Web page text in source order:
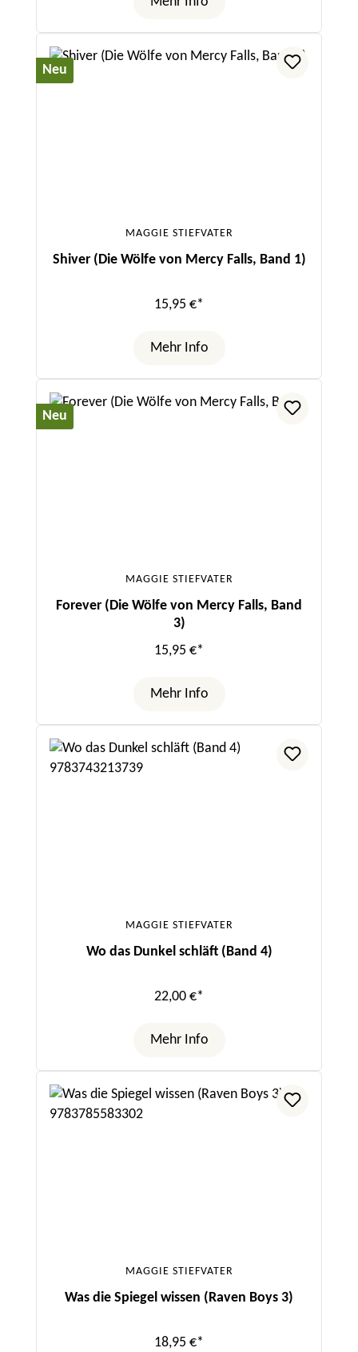
Neu
MAGGIE STIEFVATER
Shiver (Die Wölfe von Mercy Falls, Band 1)
15,95 €*
Mehr Info
Neu
MAGGIE STIEFVATER
Forever (Die Wölfe von Mercy Falls, Band
3)
15,95 €*
Mehr Info
MAGGIE STIEFVATER
Wo das Dunkel schläft (Band 4)
22,00 €*
Mehr Info
MAGGIE STIEFVATER
Was die Spiegel wissen (Raven Boys 3)
18,95 €*